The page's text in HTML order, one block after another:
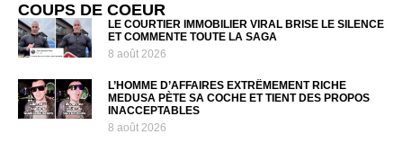
COUPS DE COEUR
LE COURTIER IMMOBILIER VIRAL BRISE LE SILENCE
ET COMMENTE TOUTE LA SAGA
8 août 2026
L’HOMME D’AFFAIRES EXTRÊMEMENT RICHE
MEDUSA PÈTE SA COCHE ET TIENT DES PROPOS
INACCEPTABLES
8 août 2026